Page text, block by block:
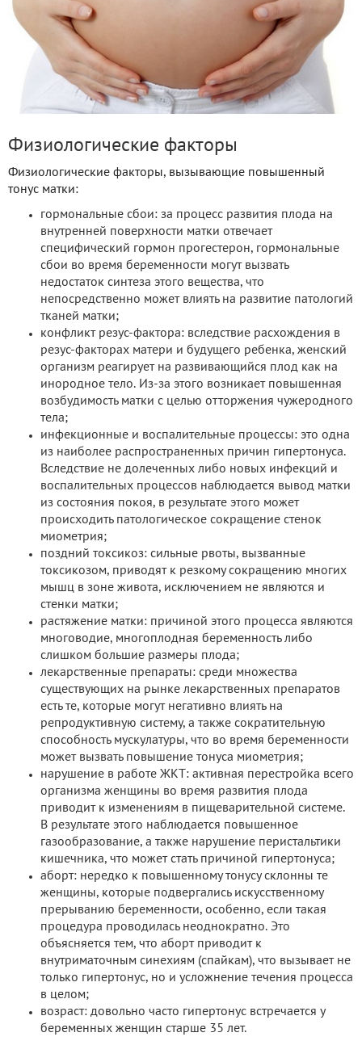
Физиологические факторы
Физиологические факторы, вызывающие повышенный
тонус матки:
гормональные сбои: за процесс развития плода на
внутренней поверхности матки отвечает
специфический гормон прогестерон, гормональные
сбои во время беременности могут вызвать
недостаток синтеза этого вещества, что
непосредственно может влиять на развитие патологий
тканей матки;
конфликт резус-фактора: вследствие расхождения в
резус-факторах матери и будущего ребенка, женский
организм реагирует на развивающийся плод как на
инородное тело. Из-за этого возникает повышенная
возбудимость матки с целью отторжения чужеродного
тела;
инфекционные и воспалительные процессы: это одна
из наиболее распространенных причин гипертонуса.
Вследствие не долеченных либо новых инфекций и
воспалительных процессов наблюдается вывод матки
из состояния покоя, в результате этого может
происходить патологическое сокращение стенок
миометрия;
поздний токсикоз: сильные рвоты, вызванные
токсикозом, приводят к резкому сокращению многих
мышц в зоне живота, исключением не являются и
стенки матки;
растяжение матки: причиной этого процесса являются
многоводие, многоплодная беременность либо
слишком большие размеры плода;
лекарственные препараты: среди множества
существующих на рынке лекарственных препаратов
есть те, которые могут негативно влиять на
репродуктивную систему, а также сократительную
способность мускулатуры, что во время беременности
может вызвать повышение тонуса миометрия;
нарушение в работе ЖКТ: активная перестройка всего
организма женщины во время развития плода
приводит к изменениям в пищеварительной системе.
В результате этого наблюдается повышенное
газообразование, а также нарушение перистальтики
кишечника, что может стать причиной гипертонуса;
аборт: нередко к повышенному тонусу склонны те
женщины, которые подвергались искусственному
прерыванию беременности, особенно, если такая
процедура проводилась неоднократно. Это
объясняется тем, что аборт приводит к
внутриматочным синехиям (спайкам), что вызывает не
только гипертонус, но и усложнение течения процесса
в целом;
возраст: довольно часто гипертонус встречается у
беременных женщин старше 35 лет.